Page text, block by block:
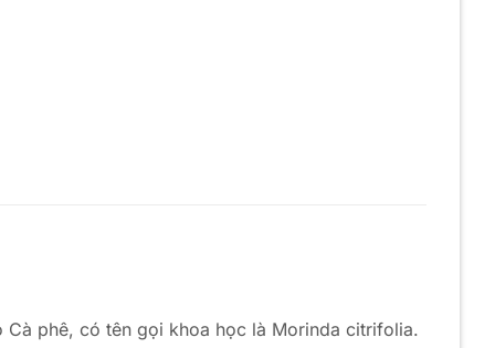
phê, có tên gọi khoa học là Morinda citrifolia.